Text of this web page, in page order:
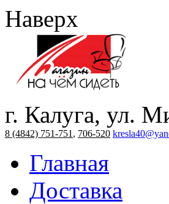
Наверх
г. Калуга, ул.
8 (4842) 751-751 , 706-520
Главная
Доставка